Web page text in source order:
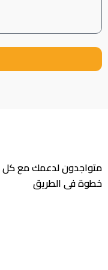
متواجدون لدعمك مع كل
خطوة فى الطريق